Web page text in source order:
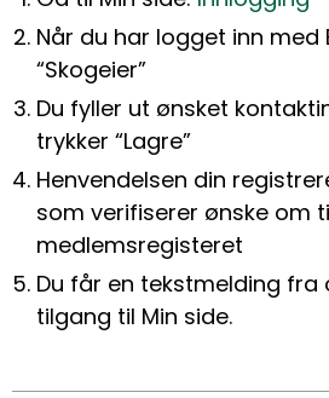
Når du har logget inn med
“Skogeier”
Du fyller ut ønsket
trykker “Lagre”
Henvendelsen din
som verifiserer ønske om
medlemsregisteret
Du får en tekstmelding
tilgang til Min side.